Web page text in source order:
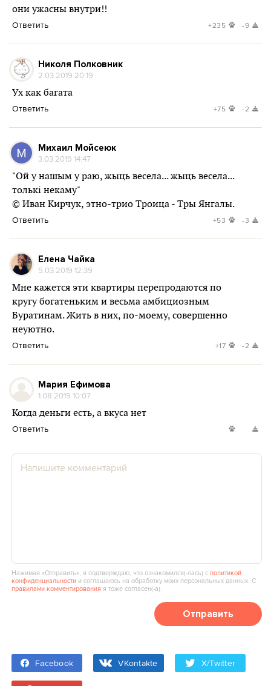
они ужасны внутри!!
Ответить +235 -9
Николя Полковник
2.03.2019 20:19
Ух как багата
Ответить +75 -2
Михаил Мойсеюк
3.03.2019 14:47
"Ой у нашым у раю, жыць весела... жыць весела...
толькі некаму"
© Иван Кирчук, этно-трио Троица - Тры Янгалы.
Ответить +53 -3
Елена Чайка
5.03.2019 12:39
Мне кажется эти квартиры перепродаются по
кругу богатеньким и весьма амбициозным
Буратинам. Жить в них, по-моему, совершенно
неуютно.
Ответить +17 -2
Мария Ефимова
1.08.2019 10:07
Когда деньги есть, а вкуса нет
Ответить
Нажимая «Отправить», я подтверждаю, что ознакомился(‑лась) сполитикой
конфиденциальности и соглашаюсь на обработку моих персональных данных. С
правилами комментирования я тоже согласен(‑а).
Отправить
Facebook VKontakte X/Twitter